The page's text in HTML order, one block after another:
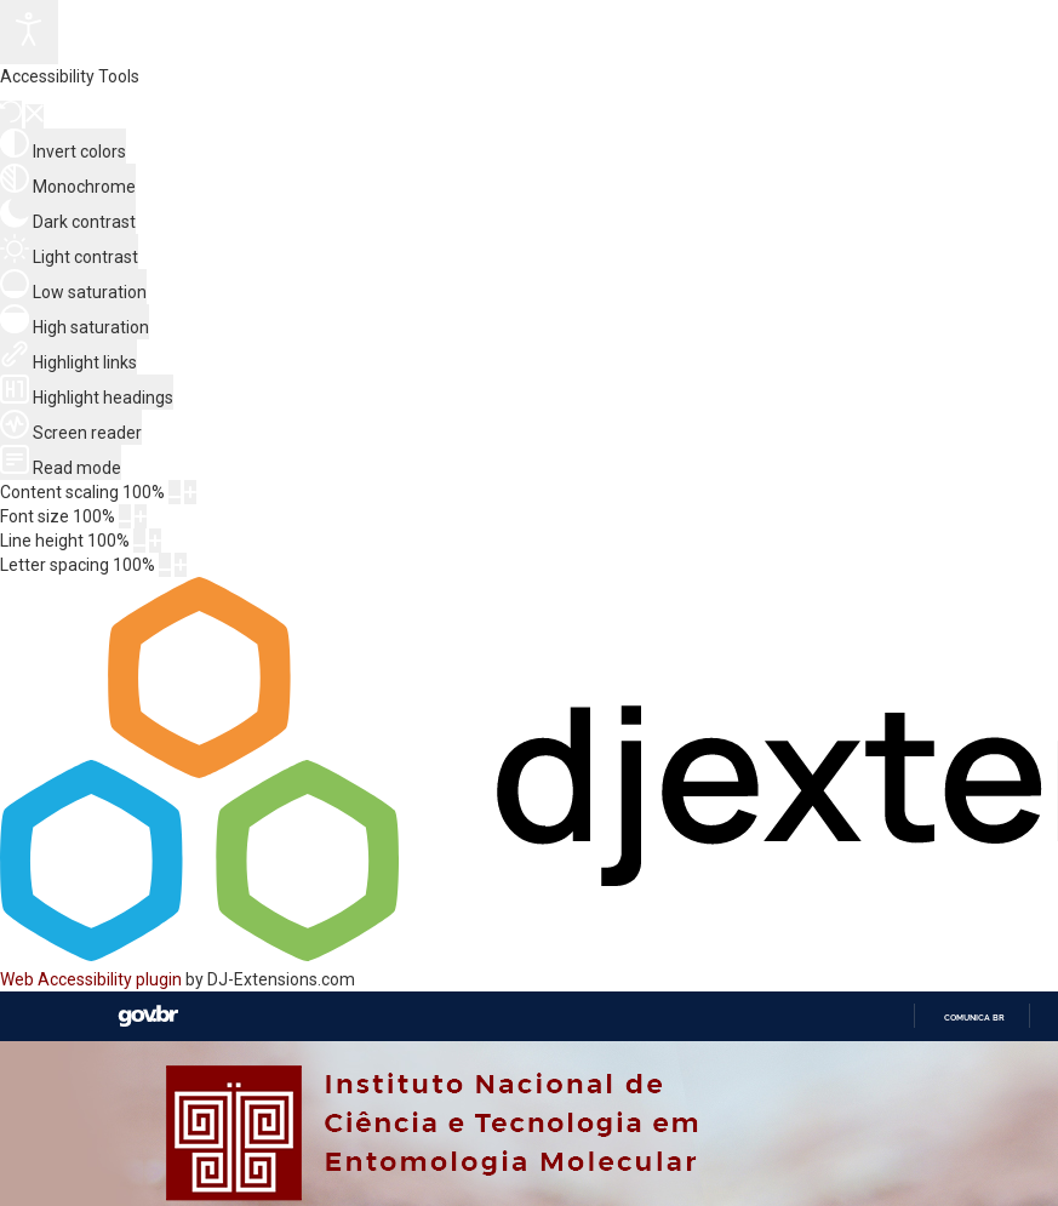
Accessibility Tools
Invert colors
Monochrome
Dark contrast
Light contrast
Low saturation
High saturation
Highlight links
Highlight headings
Screen reader
Read mode
Content scaling 100%
Font size 100%
Line height 100%
Letter spacing 100%
Web Accessibility plugin by DJ-Extensions.com
COMUNICA BR